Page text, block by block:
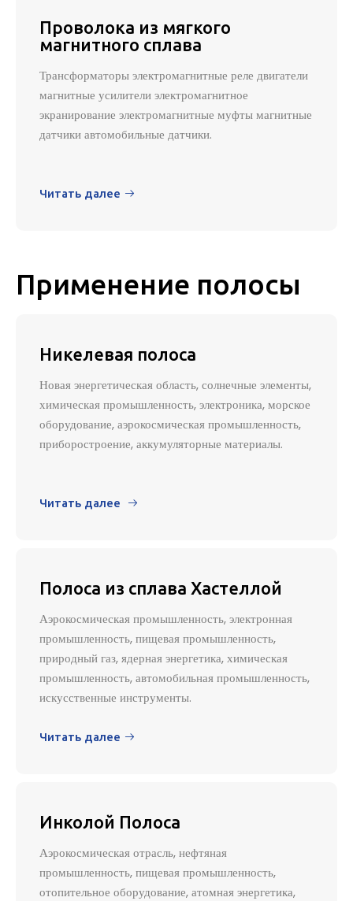
Проволока из мягкого
магнитного сплава
Трансформаторы электромагнитные реле двигатели
магнитные усилители электромагнитное
экранирование электромагнитные муфты магнитные
датчики автомобильные датчики.
Читать далее 
Применение полосы
Никелевая полоса
Новая энергетическая область, солнечные элементы,
химическая промышленность, электроника, морское
оборудование, аэрокосмическая промышленность,
приборостроение, аккумуляторные материалы.
Читать далее 
Полоса из сплава Хастеллой
Аэрокосмическая промышленность, электронная
промышленность, пищевая промышленность,
природный газ, ядерная энергетика, химическая
промышленность, автомобильная промышленность,
искусственные инструменты.
Читать далее 
Инколой Полоса
Аэрокосмическая отрасль, нефтяная
промышленность, пищевая промышленность,
отопительное оборудование, атомная энергетика,